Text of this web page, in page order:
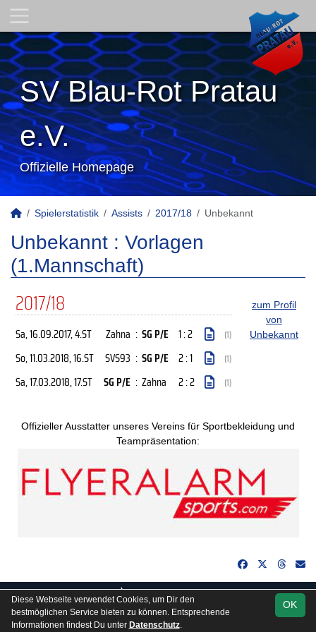
SV Blau-Rot Pratau
e.V.
Offizielle Homepage
Spielerstatistik Assists 2017/18 Unbekannt
Unbekannt : Vorlagen
(1.Mannschaft)
zum Profil
von
Unbekannt
2017/18
Sa, 16.09.2017, 4.ST Zahna : SG P/E 1 : 2 (1)
So, 11.03.2018, 16.ST SVS93 : SG P/E 2 : 1 (1)
Sa, 17.03.2018, 17.ST SG P/E : Zahna 2 : 2 (1)
Offizieller Ausstatter unseres Vereins für Sportbekleidung und
Teampräsentation:
soccero.de
Besucherstatistik Kontakt Impressum
OK
Diese Webseite verwendet Cookies, um Dir den
bestmöglichen Service bieten zu können. Entsprechende
Informationen findest Du unter Datenschutz.